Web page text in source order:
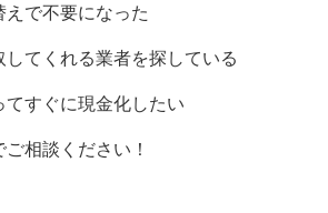
えで不要になった
してくれる業者を探している
てすぐに現金化したい
相談ください！